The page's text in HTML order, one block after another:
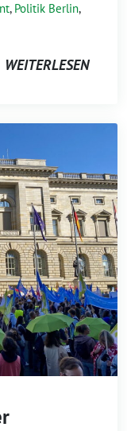
, Politik Berlin,
WEITERLESEN